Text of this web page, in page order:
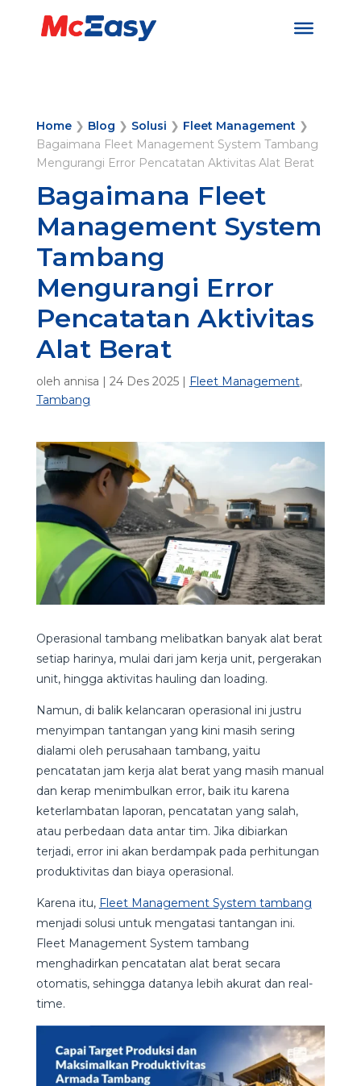
Home❯ Blog ❯ Solusi ❯ Fleet Management❯
Bagaimana Fleet Management System Tambang
Mengurangi Error Pencatatan Aktivitas Alat Berat
Bagaimana Fleet
Management System
Tambang
Mengurangi Error
Pencatatan Aktivitas
Alat Berat
oleh annisa | 24 Des 2025| Fleet Management,
Tambang
Operasional tambang melibatkan banyak alat berat
setiap harinya, mulai dari jam kerja unit, pergerakan
unit, hingga aktivitas hauling dan loading.
Namun, di balik kelancaran operasional ini justru
menyimpan tantangan yang kini masih sering
dialami oleh perusahaan tambang, yaitu
pencatatan jam kerja alat berat yang masih manual
dan kerap menimbulkan error, baik itu karena
keterlambatan laporan, pencatatan yang salah,
atau perbedaan data antar tim. Jika dibiarkan
terjadi, error ini akan berdampak pada perhitungan
produktivitas dan biaya operasional.
Karena itu, Fleet Management System tambang
menjadi solusi untuk mengatasi tantangan ini.
Fleet Management System tambang
menghadirkan pencatatan alat berat secara
otomatis, sehingga datanya lebih akurat dan real-
time.